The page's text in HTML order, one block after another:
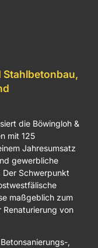
Stahlbetonbau,
die Böwingloh &
mit 125
Jahresumsatz
gewerbliche
Schwerpunkt
maßgeblich zum
von
,